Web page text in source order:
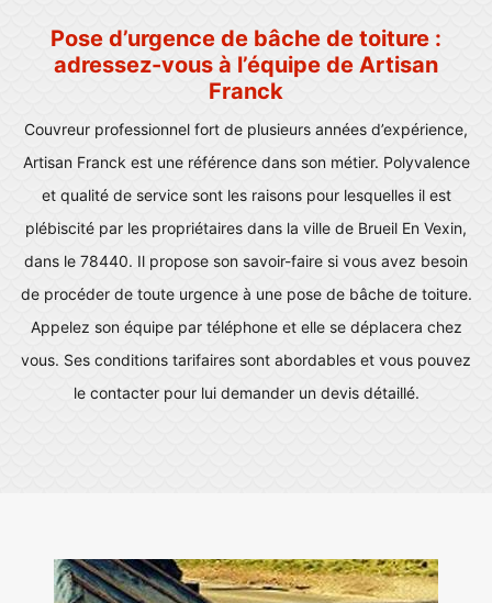
Pose d’urgence de bâche de toiture :
adressez-vous à l’équipe de Artisan
Franck
Couvreur professionnel fort de plusieurs années d’expérience,
Artisan Franck est une référence dans son métier. Polyvalence
et qualité de service sont les raisons pour lesquelles il est
plébiscité par les propriétaires dans la ville de Brueil En Vexin,
dans le 78440. Il propose son savoir-faire si vous avez besoin
de procéder de toute urgence à une pose de bâche de toiture.
Appelez son équipe par téléphone et elle se déplacera chez
vous. Ses conditions tarifaires sont abordables et vous pouvez
le contacter pour lui demander un devis détaillé.